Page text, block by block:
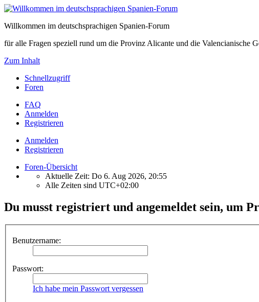
Willkommen im deutschsprachigen Spanien-Forum
für alle Fragen speziell rund um die Provinz Alicante und die Valencianische
Zum Inhalt
Schnellzugriff
Foren
FAQ
Anmelden
Registrieren
Anmelden
Registrieren
Foren-Übersicht
Aktuelle Zeit: Do 6. Aug 2026, 20:55
Alle Zeiten sind UTC+02:00
Du musst registriert und angemeldet sein, um
Benutzername:
Passwort:
Ich habe mein Passwort vergessen